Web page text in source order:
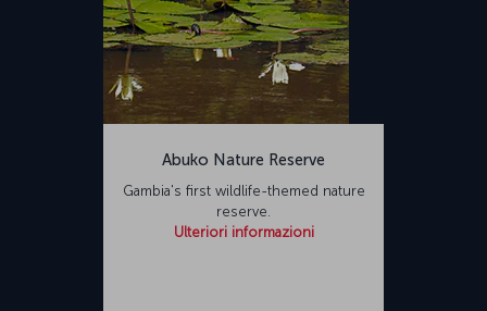
Abuko Nature Reserve
Gambia's first wildlife-themed nature
reserve.
Ulteriori informazioni